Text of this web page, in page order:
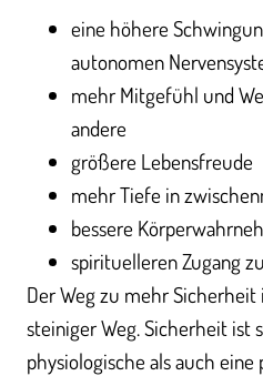
eine höhere
autonomen
mehr Mitgefühl und
andere
größere Lebensfreude
mehr Tiefe in
bessere
spirituelleren Zugang
Der Weg zu mehr
steiniger Weg. Sicherheit ist
physiologische als auch eine